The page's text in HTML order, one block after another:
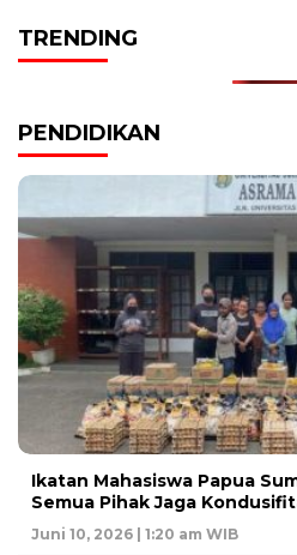
TRENDING
PENDIDIKAN
Ikatan Mahasiswa Papua
Semua Pihak Jaga
Juni 10, 2026 | 1:20 am WIB